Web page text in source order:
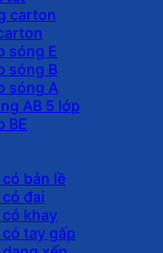
carton
sóng E
sóng B
sóng A
AB 5 lớp
BE
bản lề
đai
khay
tay gấp